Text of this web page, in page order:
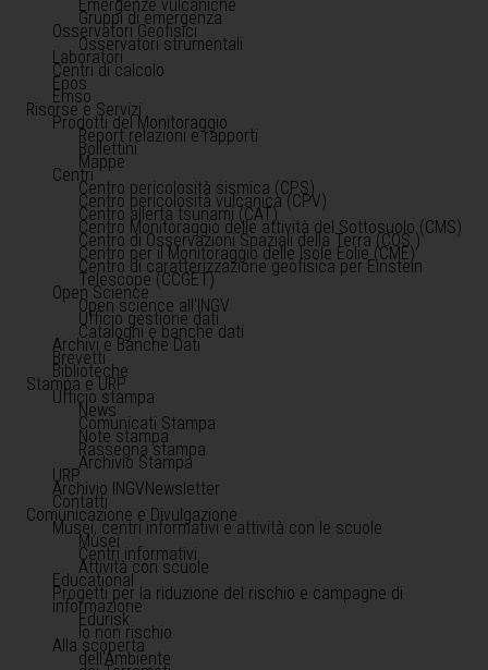
Emergenze vulcaniche
Gruppi di emergenza
Osservatori Geofisici
Osservatori strumentali
Laboratori
Centri di calcolo
Epos
Emso
Risorse e Servizi
Prodotti del Monitoraggio
Report relazioni e rapporti
Bollettini
Mappe
Centri
Centro pericolosità sismica (CPS)
Centro pericolosità vulcanica (CPV)
Centro allerta tsunami (CAT)
Centro Monitoraggio delle attività del Sottosuolo (CMS)
Centro di Osservazioni Spaziali della Terra (COS )
Centro per il Monitoraggio delle Isole Eolie (CME)
Centro di caratterizzazione geofisica per Einstein
Telescope (CCGET)
Open Science
Open science all'INGV
Ufficio gestione dati
Cataloghi e banche dati
Archivi e Banche Dati
Brevetti
Biblioteche
Stampa e URP
Ufficio stampa
News
Comunicati Stampa
Note stampa
Rassegna stampa
Archivio Stampa
URP
Archivio INGVNewsletter
Contatti
Comunicazione e Divulgazione
Musei, centri informativi e attività con le scuole
Musei
Centri informativi
Attività con scuole
Educational
Progetti per la riduzione del rischio e campagne di
informazione
Edurisk
Io non rischio
Alla scoperta
dell'Ambiente